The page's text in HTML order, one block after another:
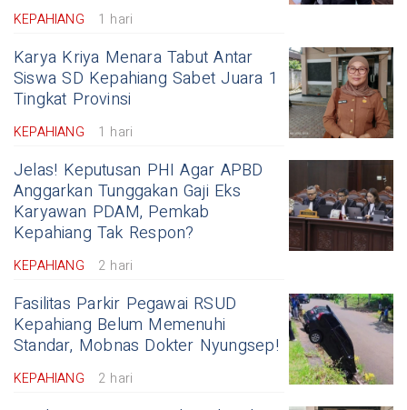
KEPAHIANG 1 hari
Karya Kriya Menara Tabut Antar
Siswa SD Kepahiang Sabet Juara 1
Tingkat Provinsi
KEPAHIANG 1 hari
Jelas! Keputusan PHI Agar APBD
Anggarkan Tunggakan Gaji Eks
Karyawan PDAM, Pemkab
Kepahiang Tak Respon?
KEPAHIANG 2 hari
Fasilitas Parkir Pegawai RSUD
Kepahiang Belum Memenuhi
Standar, Mobnas Dokter Nyungsep!
KEPAHIANG 2 hari